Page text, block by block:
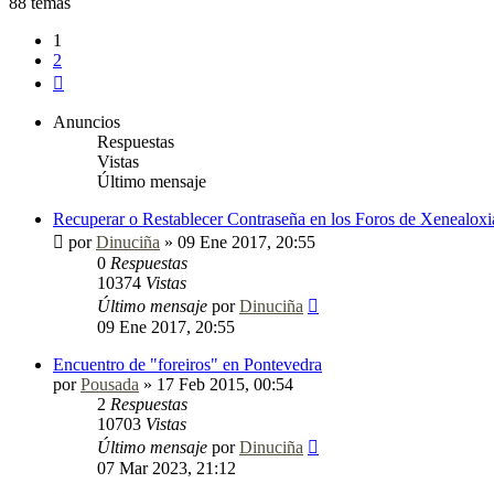
1
2
Anuncios
Respuestas
Vistas
Último mensaje
Recuperar o Restablecer Contraseña en los Foros de
porDinuciña » 09 Ene 2017, 20:55
0 Respuestas
10374 Vistas
Último mensaje porDinuciña
09 Ene 2017, 20:55
Encuentro de "foreiros" en Pontevedra
porPousada » 17 Feb 2015, 00:54
2 Respuestas
10703 Vistas
Último mensaje porDinuciña
07 Mar 2023, 21:12